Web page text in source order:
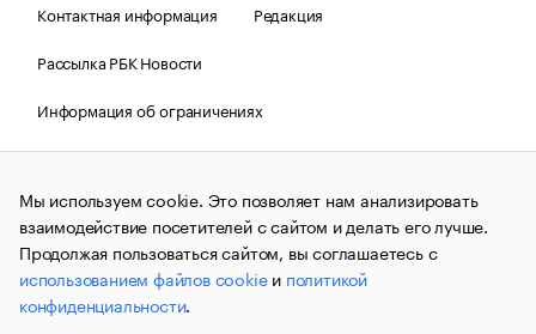
Контактная информация
Редакция
Рассылка РБК Новости
Информация об ограничениях
Правовая информация
О соблюдении авторских прав
© АО «РОСБИЗНЕСКОНСАЛТИНГ»,1995–2026.Сообщения
и материалы информационного агентства «РБК»
(зарегистрировано Федеральной службой по надзору в сфере
связи, информационных технологий и массовых
коммуникаций (Роскомнадзор) 09.12.2015 за номером ИА
№ФС77-63848) сопровождаются пометкой «РБК». Отдельные
публикации могут содержать информацию,
Мы используем cookie. Это позволяет нам анализировать
взаимодействие посетителей с сайтом и делать его лучше.
Продолжая пользоваться сайтом, вы соглашаетесь с
использованием файлов cookieи политикой
конфиденциальности.